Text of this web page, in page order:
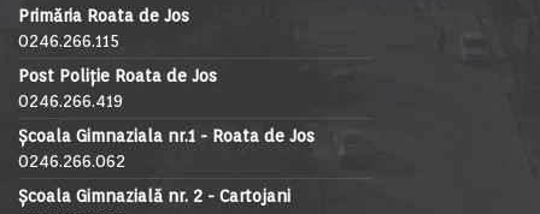
Primăria Roata de Jos
0246.266.115
Post Poliție Roata de Jos
0246.266.419
Școala Gimnaziala nr.1 - Roata de Jos
0246.266.062
Școala Gimnazială nr. 2 - Cartojani